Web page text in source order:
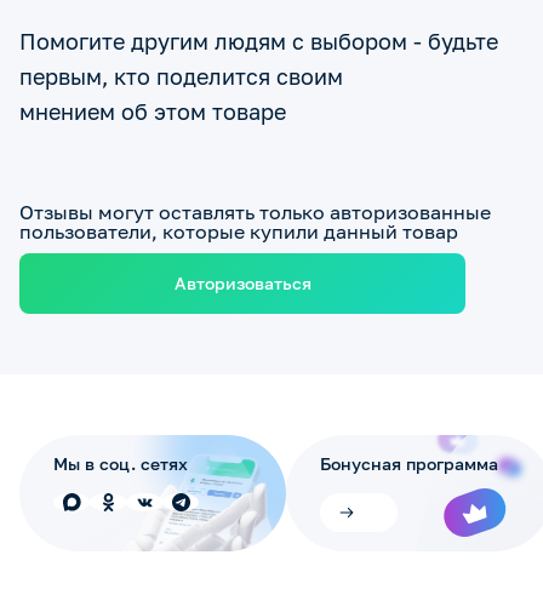
Помогите другим людям с выбором - будьте
первым, кто поделится своим
мнением об этом товаре
Отзывы могут оставлять только авторизованные
пользователи, которые купили данный товар
Авторизоваться
Мы в соц. сетях Бонусная программа